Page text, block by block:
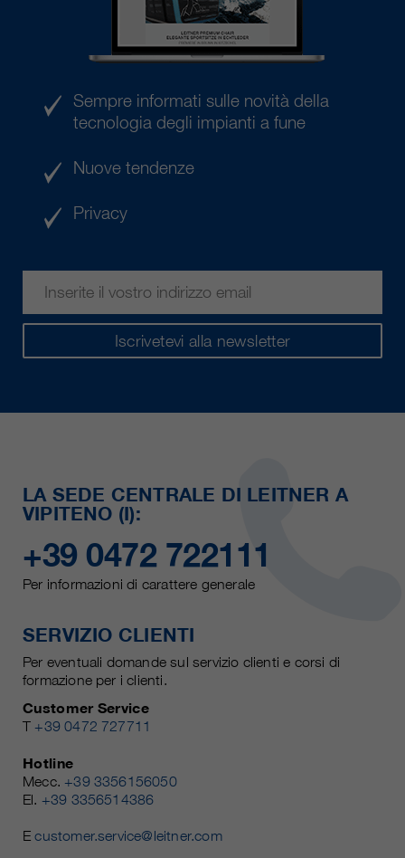
Iscrivetevi alla newsletter
Sempre informati sulle novità della
tecnologia degli impianti a fune
Nuove tendenze
Privacy
LA SEDE CENTRALE DI LEITNER A
VIPITENO (I):
+39 0472 722111
Per informazioni di carattere generale
SERVIZIO CLIENTI
Per eventuali domande sul servizio clienti e corsi di
formazione per i clienti.
Customer Service
T +39 0472 727711
Hotline
Mecc. +39 3356156050
El. +39 3356514386
Ecustomer.service@leitner.com